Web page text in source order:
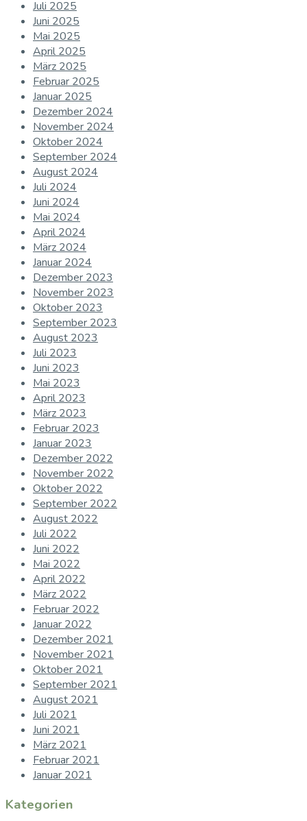
Juli 2025
Juni 2025
Mai 2025
April 2025
März 2025
Februar 2025
Januar 2025
Dezember 2024
November 2024
Oktober 2024
September 2024
August 2024
Juli 2024
Juni 2024
Mai 2024
April 2024
März 2024
Januar 2024
Dezember 2023
November 2023
Oktober 2023
September 2023
August 2023
Juli 2023
Juni 2023
Mai 2023
April 2023
März 2023
Februar 2023
Januar 2023
Dezember 2022
November 2022
Oktober 2022
September 2022
August 2022
Juli 2022
Juni 2022
Mai 2022
April 2022
März 2022
Februar 2022
Januar 2022
Dezember 2021
November 2021
Oktober 2021
September 2021
August 2021
Juli 2021
Juni 2021
März 2021
Februar 2021
Januar 2021
Kategorien